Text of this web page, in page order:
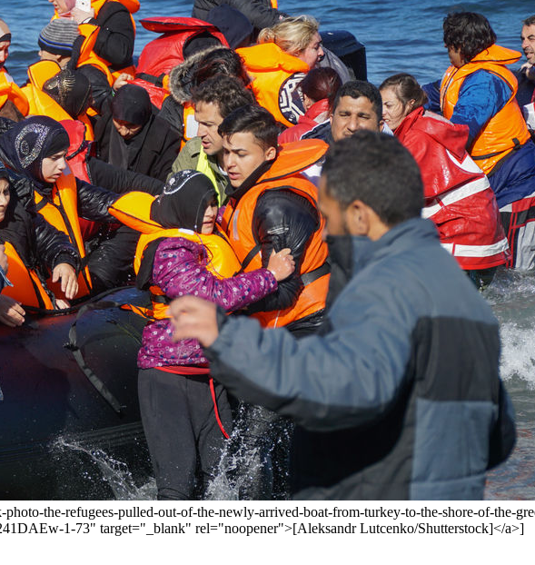
the-refugees-pulled-out-of-the-newly-arrived-boat-from-turkey-to-the-shore-of-the-
1-73" target="_blank" rel="noopener">[Aleksandr Lutcenko/Shutterstock]</a>]